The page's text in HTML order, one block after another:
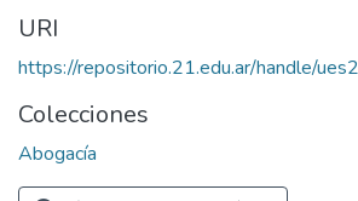
URI
https://repositorio.21.edu.ar/handle/
Colecciones
Abogacía